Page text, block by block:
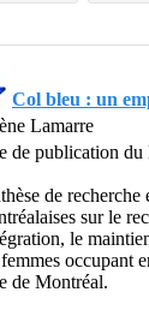
Col bleu : un
Lamarre
de publication
de
sur le
le
occupant
de Montréal.